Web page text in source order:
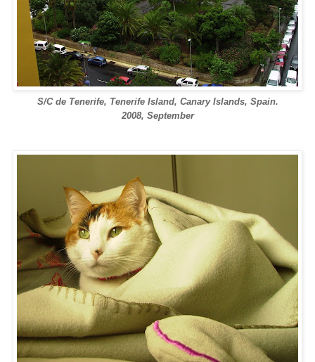
S/C de Tenerife, Tenerife Island, Canary Islands, Spain.
2008, September